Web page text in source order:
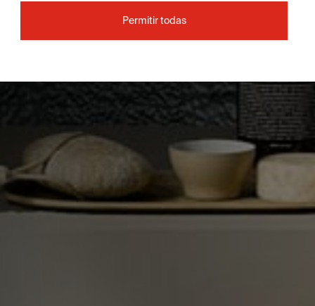
Permitir todas